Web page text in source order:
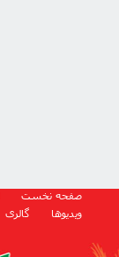
صفحه نخست
ویدیوها
گالری